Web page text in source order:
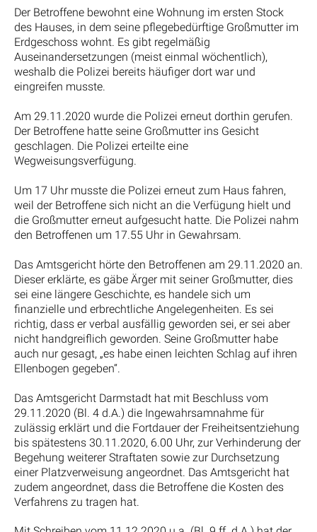
Der Betroffene bewohnt eine Wohnung im ersten Stock
des Hauses, in dem seine pflegebedürftige Großmutter im
Erdgeschoss wohnt. Es gibt regelmäßig
Auseinandersetzungen (meist einmal wöchentlich),
weshalb die Polizei bereits häufiger dort war und
eingreifen musste.
Am 29.11.2020 wurde die Polizei erneut dorthin gerufen.
Der Betroffene hatte seine Großmutter ins Gesicht
geschlagen. Die Polizei erteilte eine
Wegweisungsverfügung.
Um 17 Uhr musste die Polizei erneut zum Haus fahren,
weil der Betroffene sich nicht an die Verfügung hielt und
die Großmutter erneut aufgesucht hatte. Die Polizei nahm
den Betroffenen um 17.55 Uhr in Gewahrsam.
Das Amtsgericht hörte den Betroffenen am 29.11.2020 an.
Dieser erklärte, es gäbe Ärger mit seiner Großmutter, dies
sei eine längere Geschichte, es handele sich um
finanzielle und erbrechtliche Angelegenheiten. Es sei
richtig, dass er verbal ausfällig geworden sei, er sei aber
nicht handgreiflich geworden. Seine Großmutter habe
auch nur gesagt, „es habe einen leichten Schlag auf ihren
Ellenbogen gegeben“.
Das Amtsgericht Darmstadt hat mit Beschluss vom
29.11.2020 (Bl. 4 d.A.) die Ingewahrsamnahme für
zulässig erklärt und die Fortdauer der Freiheitsentziehung
bis spätestens 30.11.2020, 6.00 Uhr, zur Verhinderung der
Begehung weiterer Straftaten sowie zur Durchsetzung
einer Platzverweisung angeordnet. Das Amtsgericht hat
zudem angeordnet, dass die Betroffene die Kosten des
Verfahrens zu tragen hat.